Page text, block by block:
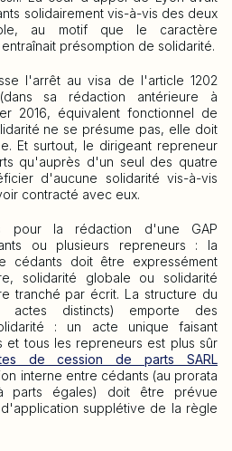
solidairement vis-à-vis des deux
au motif que le caractère
présomption de solidarité.
l'arrêt au visa de l'article 1202
sa rédaction antérieure à
2016, équivalent fonctionnel de
ne se présume pas, elle doit
Et surtout, le dirigeant repreneur
qu'auprès d'un seul des quatre
d'aucune solidarité vis-à-vis
contracté avec eux.
pour la rédaction d'une GAP
ou plusieurs repreneurs : la
cédants doit être expressément
solidarité globale ou solidarité
tranché par écrit. La structure du
distincts) emporte des
: un acte unique faisant
et tous les repreneurs est plus sûr
de cession de parts SARL
interne entre cédants (au prorata
parts égales) doit être prévue
supplétive de la règle